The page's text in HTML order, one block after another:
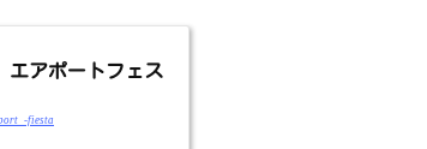
エアポートフェス
fiesta